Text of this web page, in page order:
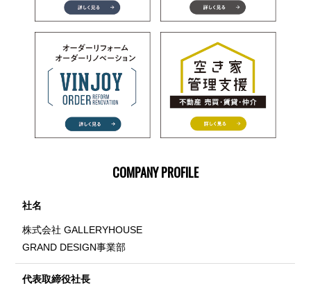
COMPANY PROFILE
社名
株式会社 GALLERYHOUSE
GRAND DESIGN事業部
代表取締役社長